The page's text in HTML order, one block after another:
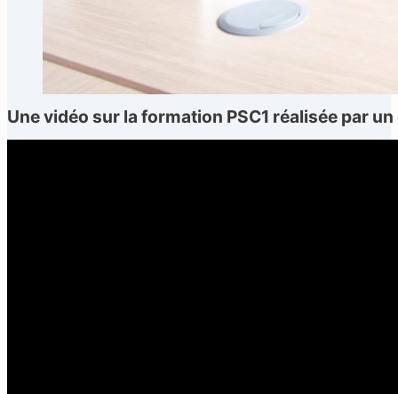
Une vidéo sur la formation PSC1 réalisée par